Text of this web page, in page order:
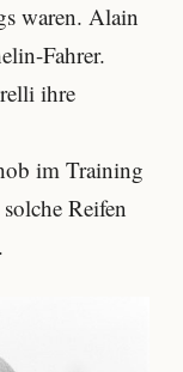
waren. Alain
Fahrer.
ihre
im Training
Reifen